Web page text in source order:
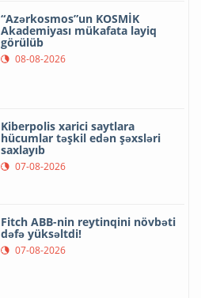
“Azərkosmos”un KOSMİK
Akademiyası mükafata layiq
görülüb
08-08-2026
Kiberpolis xarici saytlara
hücumlar təşkil edən şəxsləri
saxlayıb
07-08-2026
Fitch ABB-nin reytinqini növbəti
dəfə yüksəltdi!
07-08-2026